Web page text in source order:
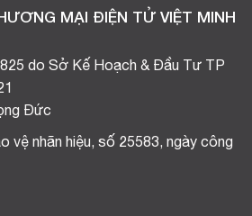
MẠI ĐIỆN TỬ VIỆT MINH
do Sở Kế Hoạch & Đầu Tư TP
Đức
vệ nhãn hiệu, số 25583, ngày công